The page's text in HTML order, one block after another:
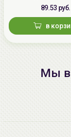
89.53 руб.
в
Мы в